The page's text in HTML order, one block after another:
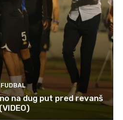
FUDBAL
na dug put pred revanš
(VIDEO)